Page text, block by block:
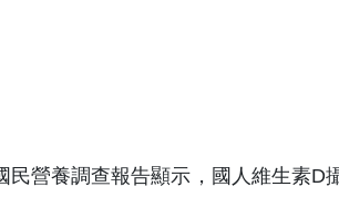
營養調查報告顯示，國人維生素D